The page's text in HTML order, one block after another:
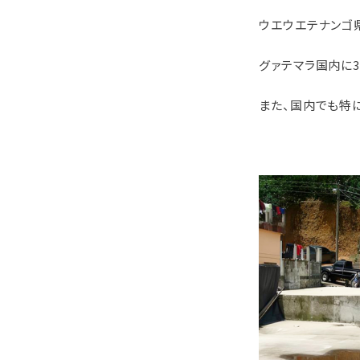
ウエウエテナンゴ
グァテマラ国内
また、国内でも特